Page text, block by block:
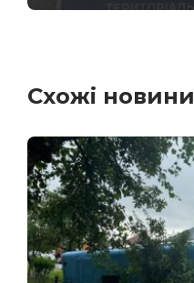
Схожі новини